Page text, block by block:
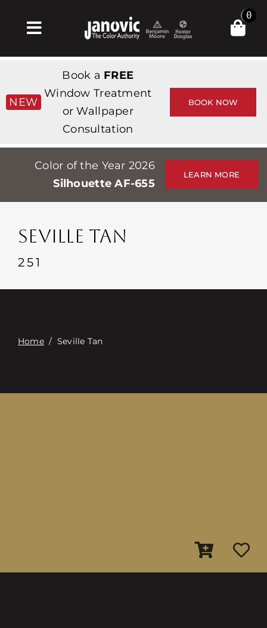
Toggle
Navigation
Products & Services
Κατάστημα
Professionals
Stores
Εκδηλώσεις
Επαφή
0
NEW
Book a FREE
Window Treatment
or Wallpaper
Consultation
BOOK NOW
Color of the Year 2026
Silhouette AF-655
LEARN MORE
SEVILLE TAN
251
Home/ Seville Tan